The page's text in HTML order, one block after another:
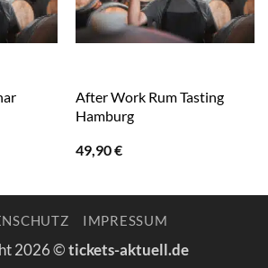
After Work Rum Tasting
Hamburg
49,90€
IMPRESSUM
2026 ©tickets-aktuell.de